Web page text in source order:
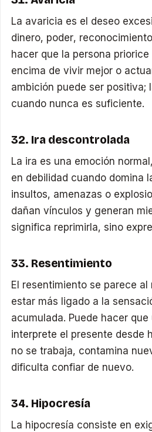
La avaricia es el deseo
dinero, poder,
hacer que la persona
encima de vivir mejor o
ambición puede ser positiva;
cuando nunca es suficiente.
32. Ira descontrolada
La ira es una emoción
en debilidad cuando domina
insultos, amenazas o
dañan vínculos y generan
significa reprimirla, sino
33. Resentimiento
El resentimiento se parece
estar más ligado a la
acumulada. Puede hacer que
interprete el presente desde
no se trabaja, contamina
dificulta confiar de nuevo.
34. Hipocresía
La hipocresía consiste en